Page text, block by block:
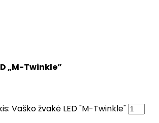
„M-Twinkle”
Vaško žvakė LED "M-Twinkle"